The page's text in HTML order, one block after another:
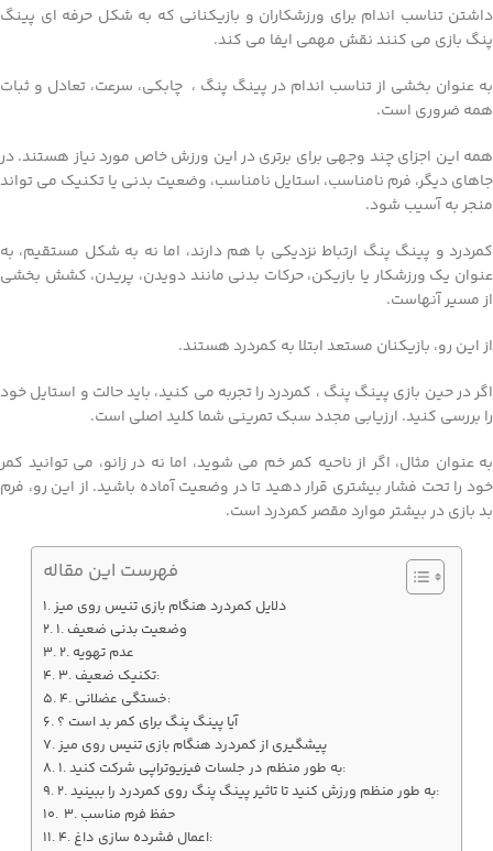
داشتن تناسب اندام برای ورزشکاران و بازیکنانی که به شکل حرفه ای پینگ
پنگ بازی می کنند نقش مهمی ایفا می کند.
به عنوان بخشی از تناسب اندام در پینگ پنگ ، چابکی، سرعت، تعادل و ثبات
همه ضروری است.
همه این اجزای چند وجهی برای برتری در این ورزش خاص مورد نیاز هستند. در
جاهای دیگر، فرم نامناسب، استایل نامناسب، وضعیت بدنی یا تکنیک می تواند
منجر به آسیب شود.
کمردرد و پینگ پنگ ارتباط نزدیکی با هم دارند، اما نه به شکل مستقیم، به
عنوان یک ورزشکار یا بازیکن، حرکات بدنی مانند دویدن، پریدن، کشش بخشی
از مسیر آنهاست.
از این رو، بازیکنان مستعد ابتلا به کمردرد هستند.
اگر در حین بازی پینگ پنگ ، کمردرد را تجربه می کنید، باید حالت و استایل خود
را بررسی کنید. ارزیابی مجدد سبک تمرینی شما کلید اصلی است.
به عنوان مثال، اگر از ناحیه کمر خم می شوید، اما نه در زانو، می توانید کمر
خود را تحت فشار بیشتری قرار دهید تا در وضعیت آماده باشید. از این رو، فرم
بد بازی در بیشتر موارد مقصر کمردرد است.
فهرست این مقاله
دلایل کمردرد هنگام بازی تنیس روی میز
1. وضعیت بدنی ضعیف
2. عدم تهویه
3. تکنیک ضعیف:
4. خستگی عضلانی:
آیا پینگ پنگ برای کمر بد است ؟
پیشگیری از کمردرد هنگام بازی تنیس روی میز
1. به طور منظم در جلسات فیزیوتراپی شرکت کنید:
2. به طور منظم ورزش کنید تا تاثیر پینگ پنگ روی کمردرد را ببینید:
3. حفظ فرم مناسب
4. اعمال فشرده سازی داغ: